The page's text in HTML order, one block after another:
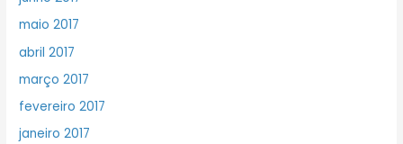
maio 2017
abril 2017
março 2017
fevereiro 2017
janeiro 2017